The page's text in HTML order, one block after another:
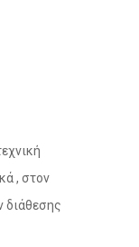
, στον
διάθεσης